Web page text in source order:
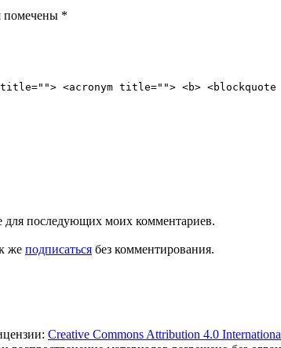
помечены *
<acronym title=""> <b> <blockquote
для последующих моих комментариев.
же подписаться без комментирования.
Creative Commons Attribution 4.0